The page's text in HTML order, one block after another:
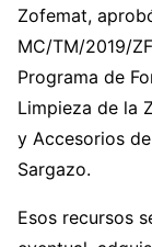
Zofemat,
MC/TM/2019/
Programa de
Limpieza de la
y Accesorios
Sargazo.
Esos recursos